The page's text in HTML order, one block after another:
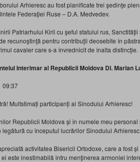
Arhieresc au fost planificate trei şedinţe
Federaţiei Ruse – D.A. Medvedev.
Patriarhului Kiril cu şeful statului rus,
recunoştinţă pentru contribuţii deosebite în
cavaler care s-a învrednicit de înalta distincţie.
Interimar al Republicii Moldova Dl. Marian
09:37
Multstimați participanți ai Sinodului Arhieresc!
Republicii Moldova și în numele meu
legătură cu începutul lucrărilor Sinodului Arhieresc.
activitatea Bisericii Ortodoxe, care a fost
este inestimabilă întru menţinerea armoniei